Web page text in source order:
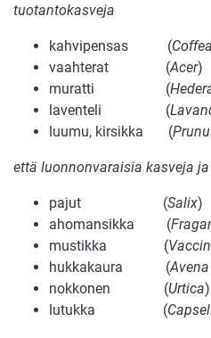
tuotantokasveja
kahvipensas (Coffea
vaahterat (Acer)
muratti (
laventeli (
luumu, kirsikka (
että luonnonvaraisia kasveja
pajut (Salix)
ahomansikka (
mustikka (
hukkakaura (
nokkonen (Urtica)
lutukka (